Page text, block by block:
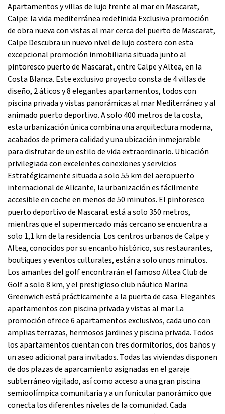
Apartamentos y villas de lujo frente al mar en Mascarat,
Calpe: la vida mediterránea redefinida Exclusiva promoción
de obra nueva con vistas al mar cerca del puerto de Mascarat,
Calpe Descubra un nuevo nivel de lujo costero con esta
excepcional promoción inmobiliaria situada junto al
pintoresco puerto de Mascarat, entre Calpe y Altea, en la
Costa Blanca. Este exclusivo proyecto consta de 4 villas de
diseño, 2 áticos y 8 elegantes apartamentos, todos con
piscina privada y vistas panorámicas al mar Mediterráneo y al
animado puerto deportivo. A solo 400 metros de la costa,
esta urbanización única combina una arquitectura moderna,
acabados de primera calidad y una ubicación inmejorable
para disfrutar de un estilo de vida extraordinario. Ubicación
privilegiada con excelentes conexiones y servicios
Estratégicamente situada a solo 55 km del aeropuerto
internacional de Alicante, la urbanización es fácilmente
accesible en coche en menos de 50 minutos. El pintoresco
puerto deportivo de Mascarat está a solo 350 metros,
mientras que el supermercado más cercano se encuentra a
solo 1,1 km de la residencia. Los centros urbanos de Calpe y
Altea, conocidos por su encanto histórico, sus restaurantes,
boutiques y eventos culturales, están a solo unos minutos.
Los amantes del golf encontrarán el famoso Altea Club de
Golf a solo 8 km, y el prestigioso club náutico Marina
Greenwich está prácticamente a la puerta de casa. Elegantes
apartamentos con piscina privada y vistas al mar La
promoción ofrece 6 apartamentos exclusivos, cada uno con
amplias terrazas, hermosos jardines y piscina privada. Todos
los apartamentos cuentan con tres dormitorios, dos baños y
un aseo adicional para invitados. Todas las viviendas disponen
de dos plazas de aparcamiento asignadas en el garaje
subterráneo vigilado, así como acceso a una gran piscina
semioolímpica comunitaria y a un funicular panorámico que
conecta los diferentes niveles de la comunidad. Cada